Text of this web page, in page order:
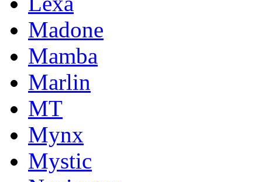
Madone
Mamba
Marlin
MT
Mynx
Mystic